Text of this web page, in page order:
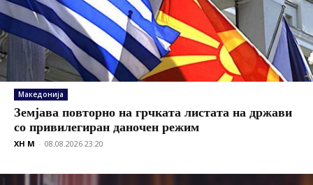
Македонија
Земјава повторно на грчката листата на држави
со привилегиран даночен режим
XH M - 08.08.2026 23:20